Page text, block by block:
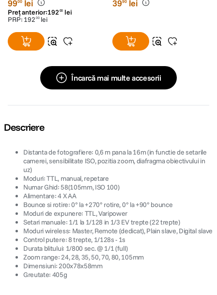
9900 lei
Preț anterior:192 00 lei
PRP: 192 00 lei
3990 lei
Încarcă mai multe accesorii
Descriere
Distanta de fotografiere: 0,6 m pana la 16m (in functie de setarile
camerei, sensibilitate ISO, pozitia zoom, diafragma obiectivului in
uz)
Moduri: TTL, manual, repetare
Numar Ghid: 58(105mm, ISO 100)
Alimentare: 4 X AA
Bounce si rotire: 0° la +270° rotire, 0° la +90° bounce
Moduri de expunere: TTL, Varipower
Setari manuale: 1/1 la 1/128 in 1/3 EV trepte (22 trepte)
Moduri wireless: Master, Remote (dedicat), Plain slave, Digital slave
Control putere: 8 trepte, 1/128s - 1s
Durata blitului: 1/800 sec. @ 1/1 (full)
Zoom range: 24, 28, 35, 50, 70, 80, 105mm
Dimensiuni: 200x78x58mm
Greutate: 405g